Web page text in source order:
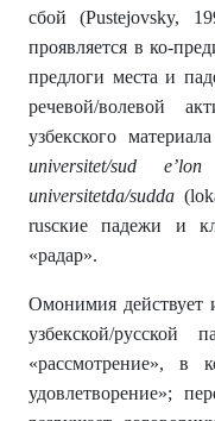
сбой (Pustejovsky,
проявляется в ко-
предлоги места и
речевой/волевой
узбекского
universitet/sud
universitetda/sudda
rusские падежи и
«радар».
Омонимия
узбекской/русской
«рассмотрение», в
удовлетворение»;